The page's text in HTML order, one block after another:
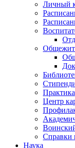
Личный
Практика
Центр
Справки
Наука